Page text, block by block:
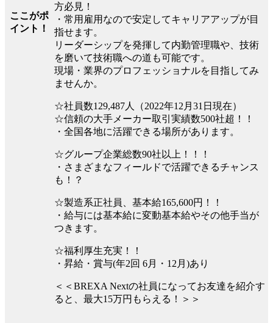
ここがポ
イント！
方必見！
・常用雇用なので安定してキャリアアップが目
指せます。
リーダーシップを発揮して内勤管理職や、技術
を磨いて技術職への道も可能です。
現場・業界のプロフェッショナルを目指してみ
ませんか。
☆社員数129,487人（2022年12月31日現在）
☆信頼の大手メーカー取引実績数500社超！！
・全国各地に活躍できる場所があります。
☆グループ企業総数90社以上！！！
・さまざまなフィールドで活躍できるチャンス
も！？
☆製造系正社員、基本給165,600円！！
・給与には基本給に変動基本給やその他手当が
つきます。
☆福利厚生充実！！
・昇給・賞与(年2回 6月・12月)あり
＜＜BREXA Nextの社員になってお友達を紹介す
ると、最大15万円もらえる！＞＞